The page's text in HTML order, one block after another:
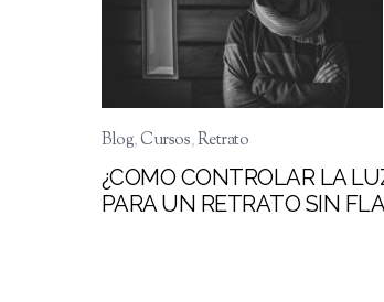
Blog,Cursos,Retrato
¿COMO CONTROLAR LA
PARA UN RETRATO SIN